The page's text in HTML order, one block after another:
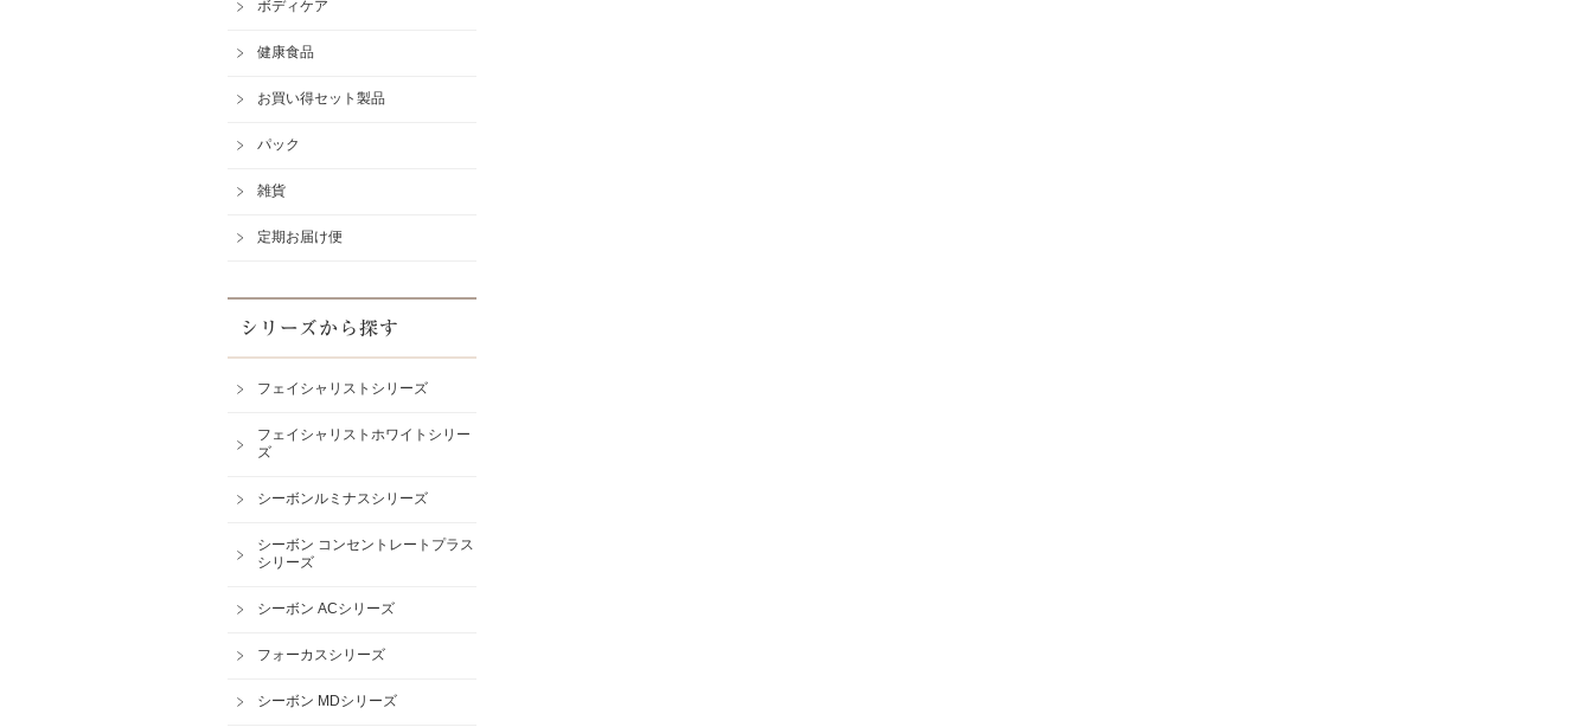
ボディケア
健康食品
お買い得セット製品
パック
雑貨
定期お届け便
シリーズから探す
フェイシャリストシリーズ
フェイシャリストホワイトシリー
ズ
シーボンルミナスシリーズ
シーボン コンセントレートプラス
シリーズ
シーボン ACシリーズ
フォーカスシリーズ
シーボン MDシリーズ